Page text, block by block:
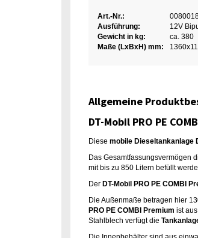
Art.-Nr.:
Ausführung:
12V
Gewicht in kg:
ca. 380
Maße (LxBxH) mm:
Allgemeine
DT-Mobil PRO PE
Diese mobile Dieseltankanlage
Das Gesamtfassungsvermögen
mit bis zu 850 Litern befüllt
Der DT-Mobil PRO PE COMBI
Die Außenmaße betragen hier
PRO PE COMBI Premium ist
Stahlblech verfügt die